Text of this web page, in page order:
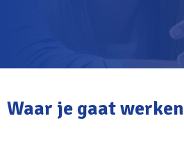
Waar je gaat werken